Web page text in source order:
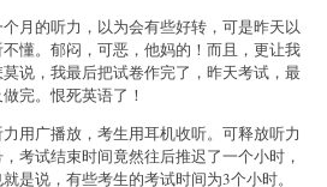
月的听力，以为会有些好转，可是昨天以
懂。郁闷，可恶，他妈的！而且，更让我
说，我最后把试卷作完了，昨天考试，最
完。恨死英语了！
用广播放，考生用耳机收听。可释放听力
考试结束时间竟然往后推迟了一个小时，
是说，有些考生的考试时间为3个小时。